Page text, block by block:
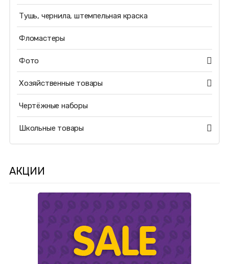
Тушь, чернила, штемпельная краска
Фломастеры
Фото
Хозяйственные товары
Чертёжные наборы
Школьные товары
АКЦИИ